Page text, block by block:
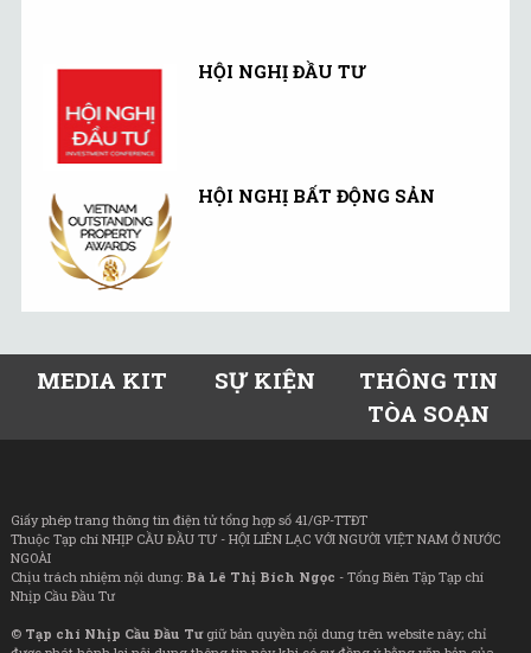
HỘI NGHỊ ĐẦU TƯ
HỘI NGHỊ BẤT ĐỘNG SẢN
MEDIA KIT SỰ KIỆN
THÔNG TIN
TÒA SOẠN
Giấy phép trang thông tin điện tử tổng hợp số 41/GP-TTĐT
Thuộc Tạp chí NHỊP CẦU ĐẦU TƯ - HỘI LIÊN LẠC VỚI NGƯỜI VIỆT NAM Ở NƯỚC
NGOÀI
Chịu trách nhiệm nội dung: Bà Lê Thị Bích Ngọc - Tổng Biên Tập Tạp chí
Nhịp Cầu Đầu Tư
© Tạp chí Nhịp Cầu Đầu Tưgiữ bản quyền nội dung trên website này; chỉ